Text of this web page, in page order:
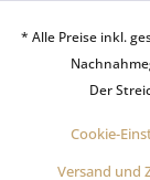
* Alle Preise inkl.
Der
Cookie-
Versand und